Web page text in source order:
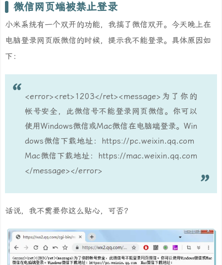
微信网页端被禁止登录
小米系统有一个双开的功能，我搞了微信双开。今天晚上在
电脑登录网页版微信的时候，提示我不能登录。具体原因如
下：
<error><ret>1203</ret><message>为了你的
帐号安全，此微信号不能登录网页微信。你可以
使用Windows微信或Mac微信在电脑端登录。Win
dows微信下载地址：https://pc.weixin.qq.com
Mac微信下载地址：https://mac.weixin.qq.com
</message></error>
话说，我不需要你这么贴心，可否？